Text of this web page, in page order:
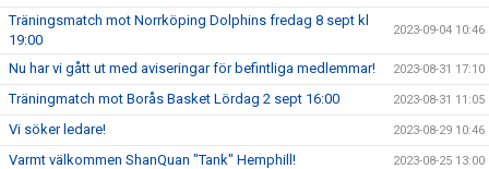
Träningsmatch mot Norrköping Dolphins fredag 8 sept kl
19:00
2023-09-04 10:46
Nu har vi gått ut med aviseringar för befintliga medlemmar! 2023-08-31 17:10
Träningmatch mot Borås Basket Lördag 2 sept 16:00 2023-08-31 11:05
Vi söker ledare! 2023-08-29 10:46
Varmt välkommen ShanQuan "Tank" Hemphill! 2023-08-25 13:00